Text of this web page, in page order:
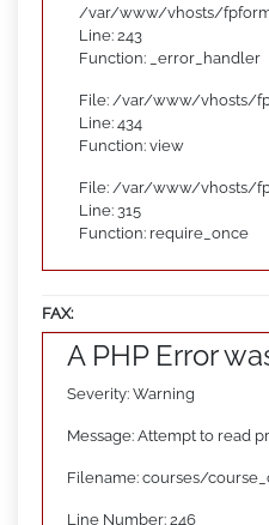
/var/www/vhosts/
Line: 243
Function: _error_handler
File: /var/www/vhosts/
Line: 434
Function: view
File: /var/www/vhosts/
Line: 315
Function: require_once
FAX:
A PHP Error
Severity: Warning
Message: Attempt to read
Filename: courses/
Line Number: 246